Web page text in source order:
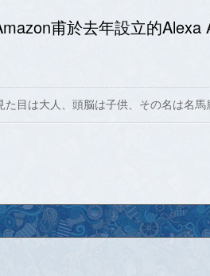
甫於去年設立的
目は大人、頭脳は子供、その名は名馬